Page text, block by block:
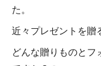
た。
近々プレゼントを贈
どんな贈りものと